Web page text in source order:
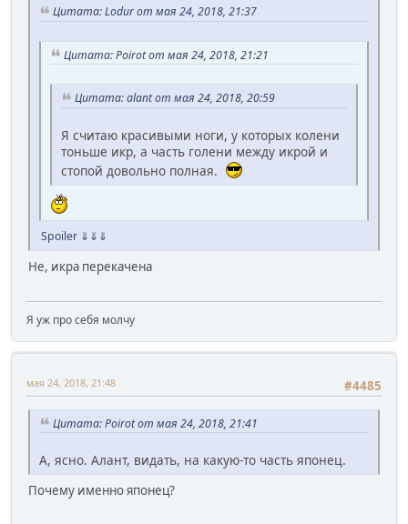
Цитата: Lodur от мая 24, 2018, 21:37
Цитата: Poirot от мая 24, 2018, 21:21
Цитата: alant от мая 24, 2018, 20:59
Я считаю красивыми ноги, у которых колени
тоньше икр, а часть голени между икрой и
стопой довольно полная.
Spoiler ⇓⇓⇓
Не, икра перекачена
Я уж про себя молчу
#4485
мая 24, 2018, 21:48
Цитата: Poirot от мая 24, 2018, 21:41
А, ясно. Алант, видать, на какую-то часть японец.
Почему именно японец?